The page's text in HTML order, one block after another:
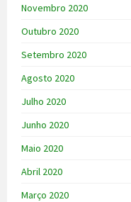
Novembro 2020
Outubro 2020
Setembro 2020
Agosto 2020
Julho 2020
Junho 2020
Maio 2020
Abril 2020
Março 2020